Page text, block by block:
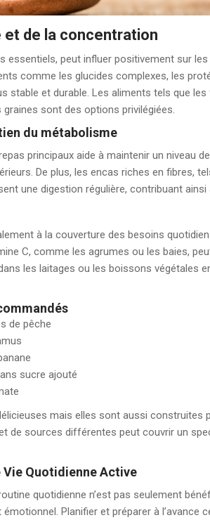
et de la concentration
essentiels, peut influer positivement sur les
comme les glucides complexes, les
stable et durable. Les aliments tels que
sont des options privilégiées.
du métabolisme
principaux aide à maintenir un niveau
De plus, les encas riches en fibres,
une digestion régulière, contribuant ainsi
à la couverture des besoins
C, comme les agrumes ou les baies,
les laitages ou les boissons végétales
de pêche
sucre ajouté
mais elles sont aussi construites
de sources différentes peut couvrir un
Quotidienne Active
quotidienne n’est pas seulement
Planifier et préparer à l’avance